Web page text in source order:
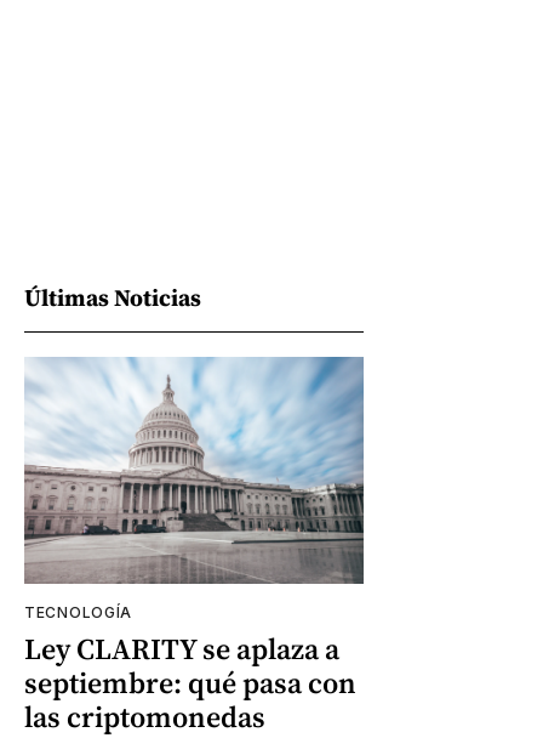
Últimas Noticias
TECNOLOGÍA
Ley CLARITY se aplaza a
septiembre: qué pasa con
las criptomonedas